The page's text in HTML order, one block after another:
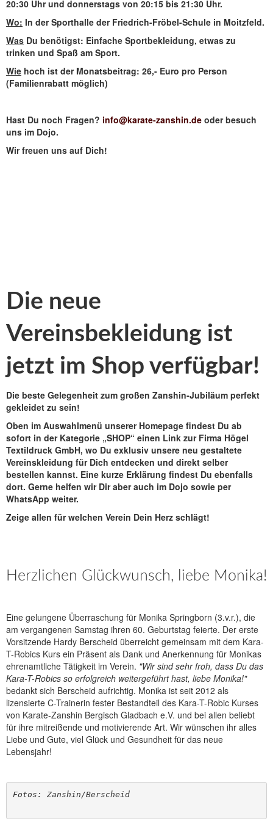
20:30 Uhr und donnerstags von 20:15 bis 21:30 Uhr.
Wo: In der Sporthalle der Friedrich-Fröbel-Schule in Moitzfeld.
Was Du benötigst: Einfache Sportbekleidung, etwas zu
trinken und Spaß am Sport.
Wie hoch ist der Monatsbeitrag: 26,- Euro pro Person
(Familienrabatt möglich)
Hast Du noch Fragen? info@karate-zanshin.de oder besuch
uns im Dojo.
Wir freuen uns auf Dich!
Die neue
Vereinsbekleidung ist
jetzt im Shop verfügbar!
Die beste Gelegenheit zum großen Zanshin-Jubiläum perfekt
gekleidet zu sein!
Oben im Auswahlmenü unserer Homepage findest Du ab
sofort in der Kategorie „SHOP“ einen Link zur Firma Högel
Textildruck GmbH, wo Du exklusiv unsere neu gestaltete
Vereinskleidung für Dich entdecken und direkt selber
bestellen kannst. Eine kurze Erklärung findest Du ebenfalls
dort. Gerne helfen wir Dir aber auch im Dojo sowie per
WhatsApp weiter.
Zeige allen für welchen Verein Dein Herz schlägt!
Herzlichen Glückwunsch, liebe Monika!
Eine gelungene Überraschung für Monika Springborn (3.v.r.), die
am vergangenen Samstag ihren 60. Geburtstag feierte. Der erste
Vorsitzende Hardy Berscheid überreicht gemeinsam mit dem Kara-
T-Robics Kurs ein Präsent als Dank und Anerkennung für Monikas
ehrenamtliche Tätigkeit im Verein. "Wir sind sehr froh, dass Du das
Kara-T-Robics so erfolgreich weitergeführt hast, liebe Monika!"
bedankt sich Berscheid aufrichtig. Monika ist seit 2012 als
lizensierte C-Trainerin fester Bestandteil des Kara-T-Robic Kurses
von Karate-Zanshin Bergisch Gladbach e.V. und bei allen beliebt
für ihre mitreißende und motivierende Art. Wir wünschen ihr alles
Liebe und Gute, viel Glück und Gesundheit für das neue
Lebensjahr!
Fotos: Zanshin/Berscheid